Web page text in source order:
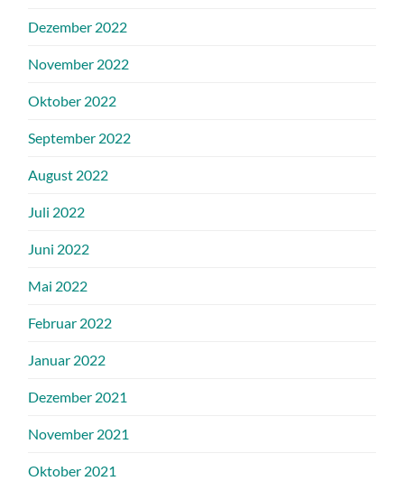
Dezember 2022
November 2022
Oktober 2022
September 2022
August 2022
Juli 2022
Juni 2022
Mai 2022
Februar 2022
Januar 2022
Dezember 2021
November 2021
Oktober 2021